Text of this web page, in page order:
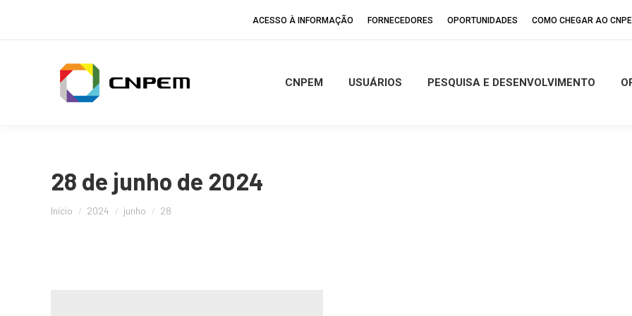
ACESSO À INFORMAÇÃO FORNECEDORES OPORTUNIDADES COMO CHEGAR AO
CNPEM USUÁRIOS PESQUISA E DESENVOLVIMENTO
28 de junho de 2024
Início 2024 junho 28